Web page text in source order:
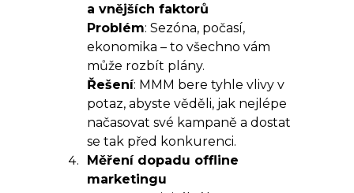
a vnějších faktorů
Problém: Sezóna, počasí,
ekonomika – to všechno vám
může rozbít plány.
Řešení: MMM bere tyhle vlivy v
potaz, abyste věděli, jak nejlépe
načasovat své kampaně a dostat
se tak před konkurenci.
Měření dopadu offline
marketingu